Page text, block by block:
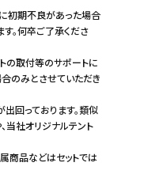
初期不良があった場合
。何卒ご了承くださ
の取付等のサポートに
のみとさせていただき
回っております。類似
当社オリジナルテント
商品などはセットでは